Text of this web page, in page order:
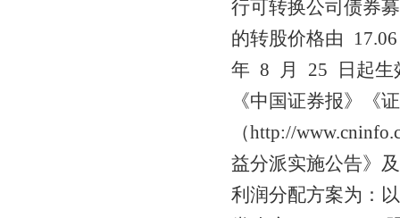
行可转换公司债券
的转股价格由
年 8 月 25 日起生
《中国证券报》《
（http://
益分派实施公告》
利润分配方案为：